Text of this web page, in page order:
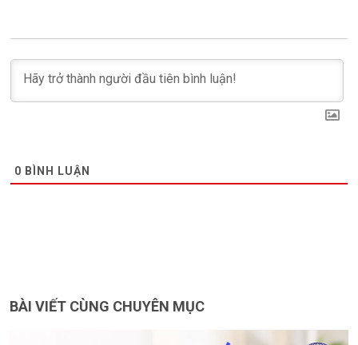
0 BÌNH LUẬN
BÀI VIẾT CÙNG CHUYÊN MỤC